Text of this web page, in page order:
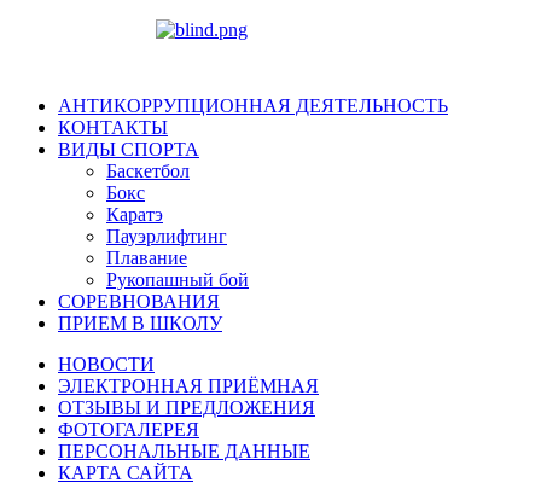
АНТИКОРРУПЦИОННАЯ ДЕЯТЕЛЬНОСТЬ
КОНТАКТЫ
ВИДЫ СПОРТА
Баскетбол
Бокс
Каратэ
Пауэрлифтинг
Плавание
Рукопашный бой
СОРЕВНОВАНИЯ
ПРИЕМ В ШКОЛУ
НОВОСТИ
ЭЛЕКТРОННАЯ ПРИЁМНАЯ
ОТЗЫВЫ И ПРЕДЛОЖЕНИЯ
ФОТОГАЛЕРЕЯ
ПЕРСОНАЛЬНЫЕ ДАННЫЕ
КАРТА САЙТА